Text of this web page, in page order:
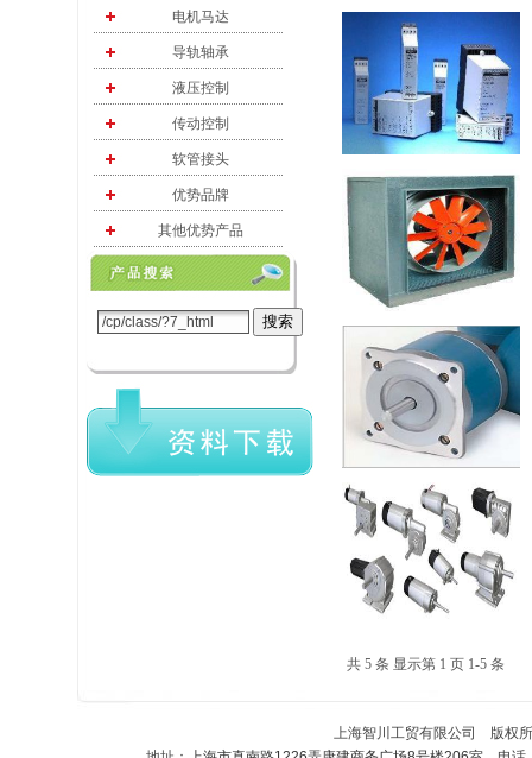
电机马达
导轨轴承
液压控制
传动控制
软管接头
优势品牌
其他优势产品
共 5 条 显示第 1 页 1-5 条
上海智川工贸有限公司 版权